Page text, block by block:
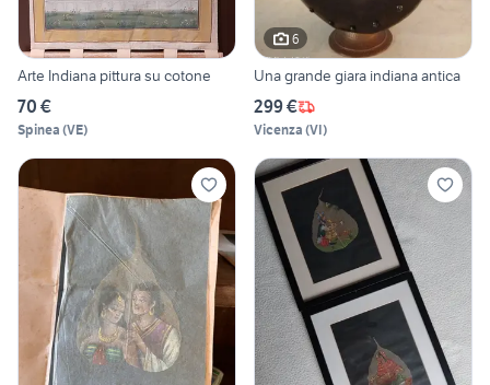
Arte Indiana pittura su cotone
70 €
Spinea (VE)
6
Una grande giara indiana antica
299 €
Vicenza (VI)